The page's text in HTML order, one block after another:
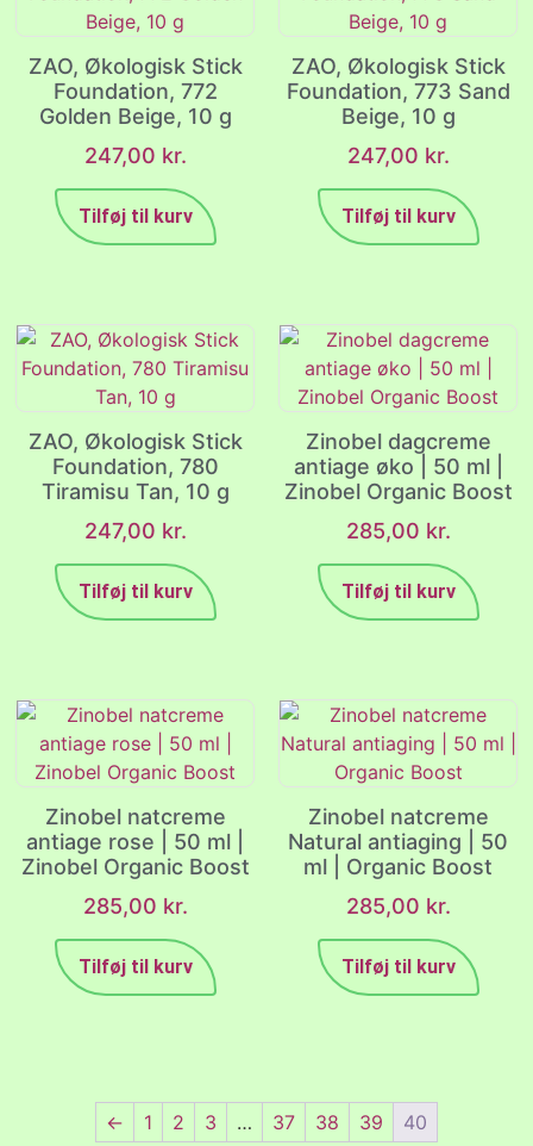
ZAO, Økologisk Stick
Foundation, 772
Golden Beige, 10 g
247,00 kr.
Tilføj til kurv
ZAO, Økologisk Stick
Foundation, 773 Sand
Beige, 10 g
247,00 kr.
Tilføj til kurv
ZAO, Økologisk Stick
Foundation, 780
Tiramisu Tan, 10 g
247,00 kr.
Tilføj til kurv
Zinobel dagcreme
antiage øko | 50 ml |
Zinobel Organic Boost
285,00 kr.
Tilføj til kurv
Zinobel natcreme
antiage rose | 50 ml |
Zinobel Organic Boost
285,00 kr.
Tilføj til kurv
Zinobel natcreme
Natural antiaging | 50
ml | Organic Boost
285,00 kr.
Tilføj til kurv
← 1 2 3 … 37 38 39 40